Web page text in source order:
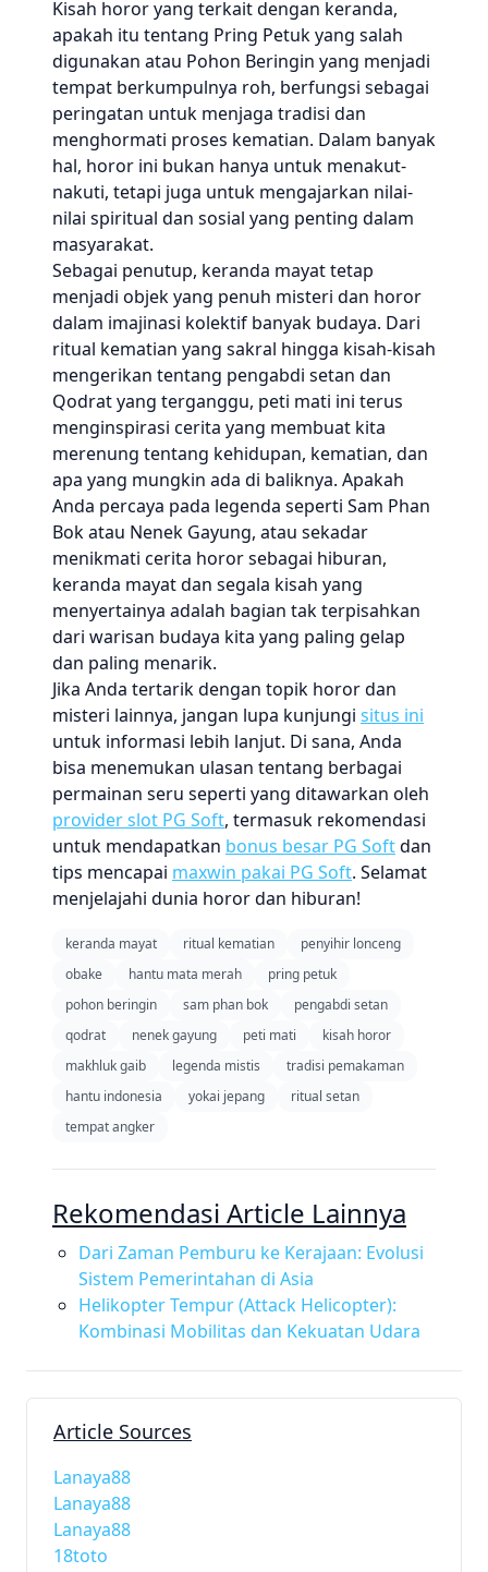
Kisah horor yang terkait dengan keranda,
apakah itu tentang Pring Petuk yang salah
digunakan atau Pohon Beringin yang menjadi
tempat berkumpulnya roh, berfungsi sebagai
peringatan untuk menjaga tradisi dan
menghormati proses kematian. Dalam banyak
hal, horor ini bukan hanya untuk menakut-
nakuti, tetapi juga untuk mengajarkan nilai-
nilai spiritual dan sosial yang penting dalam
masyarakat.
Sebagai penutup, keranda mayat tetap
menjadi objek yang penuh misteri dan horor
dalam imajinasi kolektif banyak budaya. Dari
ritual kematian yang sakral hingga kisah-kisah
mengerikan tentang pengabdi setan dan
Qodrat yang terganggu, peti mati ini terus
menginspirasi cerita yang membuat kita
merenung tentang kehidupan, kematian, dan
apa yang mungkin ada di baliknya. Apakah
Anda percaya pada legenda seperti Sam Phan
Bok atau Nenek Gayung, atau sekadar
menikmati cerita horor sebagai hiburan,
keranda mayat dan segala kisah yang
menyertainya adalah bagian tak terpisahkan
dari warisan budaya kita yang paling gelap
dan paling menarik.
Jika Anda tertarik dengan topik horor dan
misteri lainnya, jangan lupa kunjungi situs ini
untuk informasi lebih lanjut. Di sana, Anda
bisa menemukan ulasan tentang berbagai
permainan seru seperti yang ditawarkan oleh
provider slot PG Soft, termasuk rekomendasi
untuk mendapatkan bonus besar PG Softdan
tips mencapai maxwin pakai PG Soft. Selamat
menjelajahi dunia horor dan hiburan!
keranda mayat ritual kematian
penyihir lonceng
obake
hantu mata merah
pring petuk
pohon beringin
sam phan bok
pengabdi setan
qodrat
nenek gayung peti mati
kisah horor
makhluk gaib
legenda mistis
tradisi pemakaman
hantu indonesia
yokai jepang
ritual setan
tempat angker
Rekomendasi Article Lainnya
Dari Zaman Pemburu ke Kerajaan: Evolusi
Sistem Pemerintahan di Asia
Helikopter Tempur (Attack Helicopter):
Kombinasi Mobilitas dan Kekuatan Udara
Article Sources
Lanaya88
Lanaya88
Lanaya88
18toto